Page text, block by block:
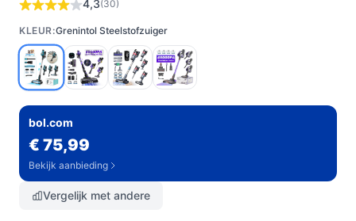
4,3(30)
KLEUR:Grenintol Steelstofzuiger
bol.com
€ 75,99
Bekijk aanbieding
Vergelijk met andere